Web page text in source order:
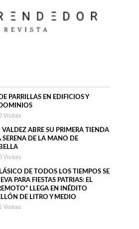
PARRILLAS EN EDIFICIOS Y
Visitas
VALDEZ ABRE SU PRIMERA TIENDA
SERENA DE LA MANO DE
Visitas
DE TODOS LOS TIEMPOS SE
PARA FIESTAS PATRIAS: EL
LLEGA EN INÉDITO
DE LITRO Y MEDIO
Visitas